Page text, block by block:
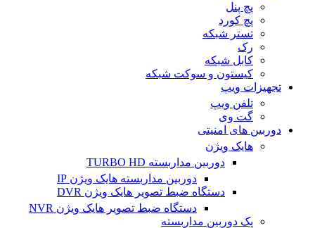
پچ پنل
پچ کورد
تستر شبکه
رک
کابل شبکه
کیستون و سوکت شبکه
تجهیزات ویپ
تلفن ویپ
گت وی
دوربین های امنیتی
هایک ویژن
دوربین مداربسته TURBO HD
دوربین مداربسته هایک ویژن IP
دستگاه ضبط تصویر هایک ویژن DVR
دستگاه ضبط تصویر هایک ویژن NVR
پک دوربین مداربسته